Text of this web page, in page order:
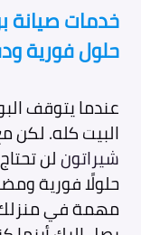
خدمات صيانة
حلول فورية
عندما يتوقف
البيت كله. لكن
شيراتونلن
حلولًا فورية
مهمة في